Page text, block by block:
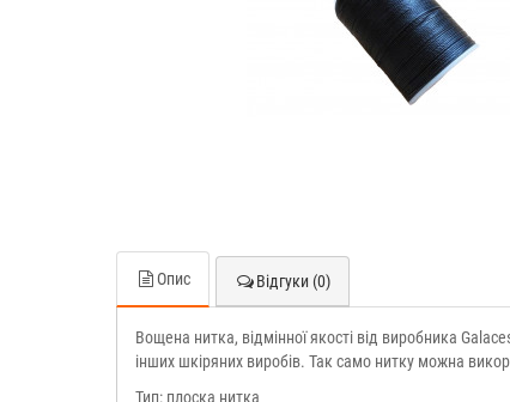
Опис Відгуки (0)
Вощена нитка, відмінної якості від виробника
інших шкіряних виробів. Так само нитку можна
Тип: плоска нитка